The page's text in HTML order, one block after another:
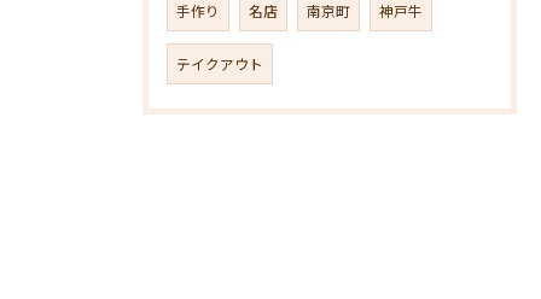
手作り 名店 南京町 神戸牛
テイクアウト